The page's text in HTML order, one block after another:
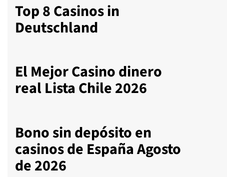
Top 8 Casinos in
Deutschland
El Mejor Casino dinero
real Lista Chile 2026
Bono sin depósito en
casinos de España Agosto
de 2026